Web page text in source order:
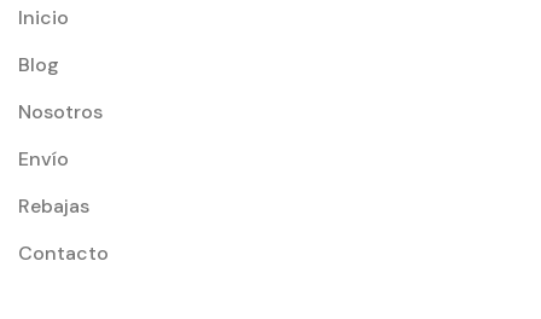
Inicio
Blog
Nosotros
Envío
Rebajas
Contacto